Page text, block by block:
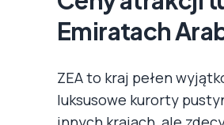
Emiratach
ZEA to kraj pełen
luksusowe kurorty